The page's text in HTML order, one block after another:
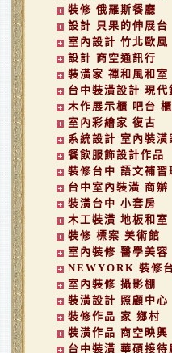
裝修 俄羅斯餐廳
設計 貝果的伸展台
室內設計 竹北歐風
設計 商空通訊行
裝潢家 禪和風和室
台中裝潢設計 現代
木作展示櫃 吧台
室內彩繪家 復古
系統設計 室內裝潢
餐飲服飾設計作品
裝修台中 語文補習
台中室內裝潢 商辦
裝潢台中 小套房
木工裝潢 地板和室
裝修 標案 美術館
室內裝修 醫學美容
NEWYORK 裝修
室內裝修 攝影棚
裝潢設計 照顧中心
裝修作品 家 鄉村
裝潢作品 商空映興
台中裝潢 華碩接待